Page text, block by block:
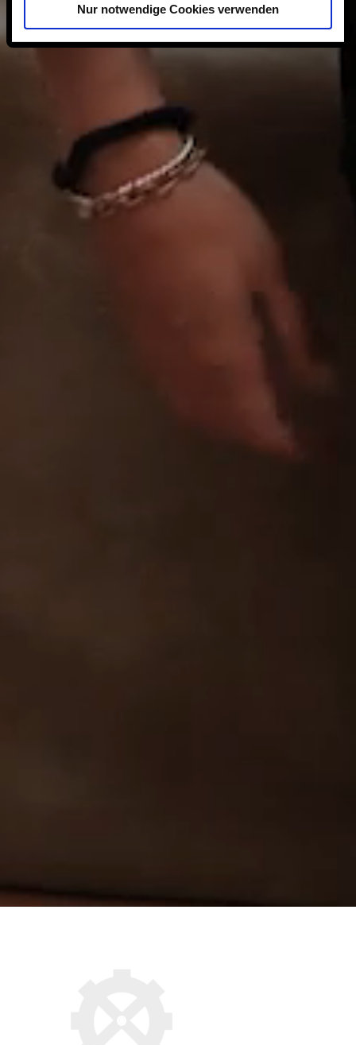
Nur notwendige Cookies verwenden